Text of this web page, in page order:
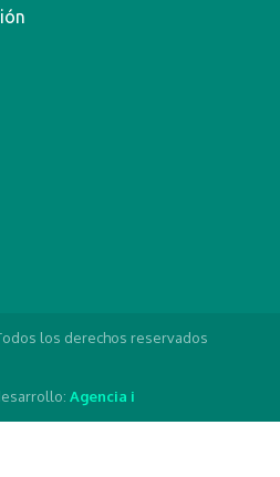
los derechos reservados
Agencia i